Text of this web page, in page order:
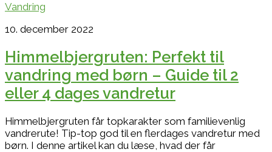
Vandring
10. december 2022
Himmelbjergruten: Perfekt til
vandring med børn – Guide til 2
eller 4 dages vandretur
Himmelbjergruten får topkarakter som familievenlig
vandrerute! Tip-top god til en flerdages vandretur med
børn. I denne artikel kan du læse, hvad der får